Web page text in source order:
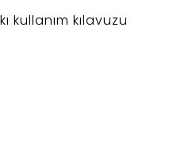
kullanım kılavuzu